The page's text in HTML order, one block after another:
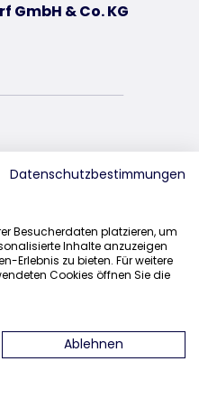
GmbH & Co. KG
auf Instagram
Sie uns auf Facebook
finden Sie uns auf Pinterest
finden Sie uns auf
finden Sie uns
finden Sie
Datenschutzbestimmungen
Besucherdaten platzieren, um
Inhalte anzuzeigen
Erlebnis zu bieten. Für weitere
Cookies öffnen Sie die
Ablehnen